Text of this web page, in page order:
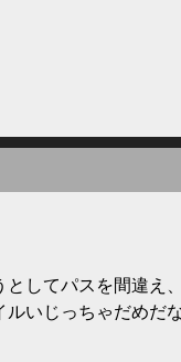
としてパスを間違
いじっちゃだめだな